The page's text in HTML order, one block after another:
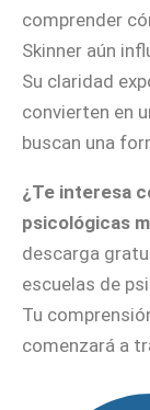
comprender
Skinner aún
Su claridad
convierten en
buscan una
¿Te interesa
psicológicas
descarga
escuelas de
Tu
comenzará a